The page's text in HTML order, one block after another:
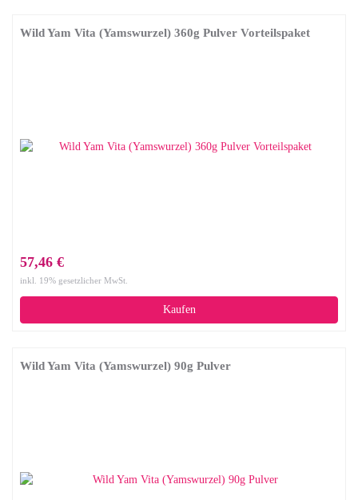
Wild Yam Vita (Yamswurzel) 360g Pulver Vorteilspaket
57,46 €
inkl. 19% gesetzlicher MwSt.
Kaufen
Wild Yam Vita (Yamswurzel) 90g Pulver